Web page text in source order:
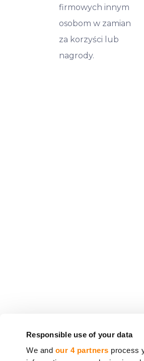
Responsible use of your data
We and our 4 partners process
firmowych innym
osobom w zamian
za korzyści lub
nagrody.
CrowdedHero Latvia